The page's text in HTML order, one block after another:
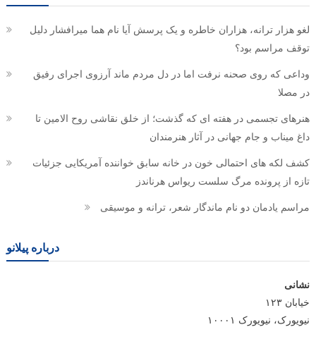
لغو هزار ترانه، هزاران خاطره و یک پرسش آیا نام هما میرافشار دلیل
توقف مراسم بود؟
وداعی که روی صحنه نرفت اما در دل مردم ماند آرزوی اجرای رفیق
در مصلا
هنرهای تجسمی در هفته ای که گذشت؛ از خلق نقاشی روح الامین تا
داغ میناب و جام جهانی در آثار هنرمندان
کشف لکه های احتمالی خون در خانه سابق خواننده آمریکایی جزئیات
تازه از پرونده مرگ سلست ریواس هرناندز
مراسم یادمان دو نام ماندگار شعر، ترانه و موسیقی
درباره پیلانو
نشانی
خیابان ۱۲۳
نیویورک، نیویورک ۱۰۰۰۱